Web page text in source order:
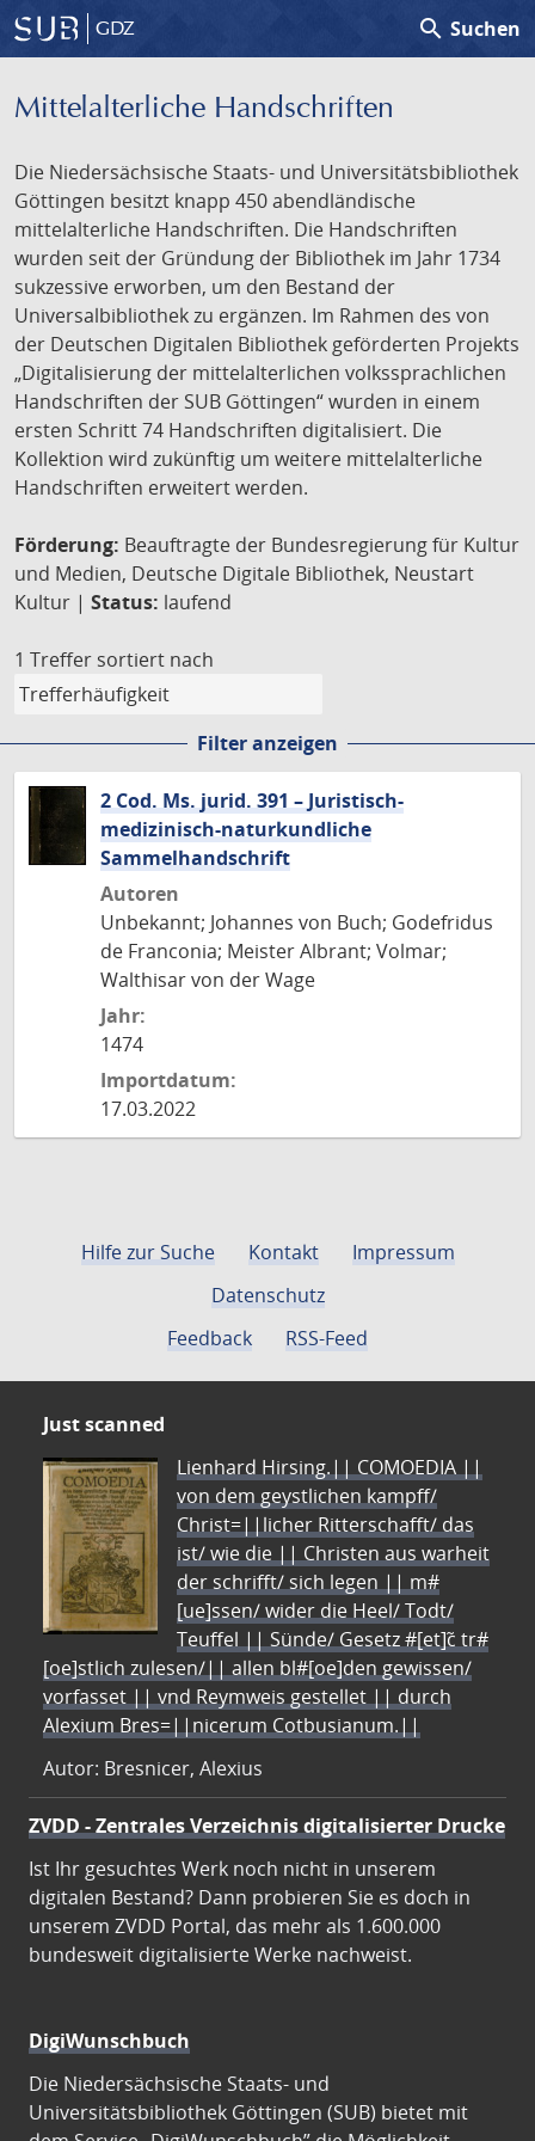
GDZ search Suchen
Mittelalterliche Handschriften
Die Niedersächsische Staats- und Universitätsbibliothek
Göttingen besitzt knapp 450 abendländische
mittelalterliche Handschriften. Die Handschriften
wurden seit der Gründung der Bibliothek im Jahr 1734
sukzessive erworben, um den Bestand der
Universalbibliothek zu ergänzen. Im Rahmen des von
der Deutschen Digitalen Bibliothek geförderten Projekts
„Digitalisierung der mittelalterlichen volkssprachlichen
Handschriften der SUB Göttingen“ wurden in einem
ersten Schritt 74 Handschriften digitalisiert. Die
Kollektion wird zukünftig um weitere mittelalterliche
Handschriften erweitert werden.
Förderung: Beauftragte der Bundesregierung für Kultur
und Medien, Deutsche Digitale Bibliothek, Neustart
Kultur | Status: laufend
1 Treffer sortiert nach
Filter anzeigen
2 Cod. Ms. jurid. 391 – Juristisch-
medizinisch-naturkundliche
Sammelhandschrift
Autoren
Unbekannt; Johannes von Buch; Godefridus
de Franconia; Meister Albrant; Volmar;
Walthisar von der Wage
Jahr:
1474
Importdatum:
17.03.2022
Hilfe zur Suche Kontakt
Impressum
Datenschutz
Feedback
RSS-Feed
Just scanned
Lienhard Hirsing.|| COMOEDIA ||
von dem geystlichen kampff/
Christ=||licher Ritterschafft/ das
ist/ wie die || Christen aus warheit
der schrifft/ sich legen || m#
[ue]ssen/ wider die Heel/ Todt/
Teuffel || Sünde/ Gesetz #[et]c̃ tr#
[oe]stlich zulesen/|| allen bl#[oe]den gewissen/
vorfasset || vnd Reymweis gestellet || durch
Alexium Bres=||nicerum Cotbusianum.||
Autor: Bresnicer, Alexius
ZVDD - Zentrales Verzeichnis digitalisierter Drucke
Ist Ihr gesuchtes Werk noch nicht in unserem
digitalen Bestand? Dann probieren Sie es doch in
unserem ZVDD Portal, das mehr als 1.600.000
bundesweit digitalisierte Werke nachweist.
DigiWunschbuch
Die Niedersächsische Staats- und
Universitätsbibliothek Göttingen (SUB) bietet mit